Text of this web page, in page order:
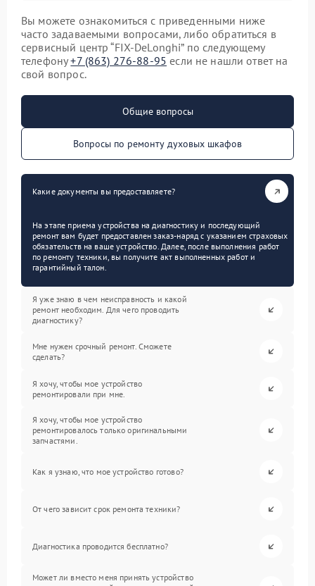
Вы можете ознакомиться с приведенными ниже
часто задаваемыми вопросами, либо обратиться в
сервисный центр “FIX-DeLonghi” по следующему
телефону+7 (863) 276-88-95 если не нашли ответ на
свой вопрос.
Общие вопросы
Вопросы по ремонту духовых шкафов
Какие документы вы предоставляете?
На этапе приема устройства на диагностику и последующий
ремонт вам будет предоставлен заказ-наряд с указанием страховых
обязательств на ваше устройство. Далее, после выполнения работ
по ремонту техники, вы получите акт выполненных работ и
гарантийный талон.
Я уже знаю в чем неисправность и какой
ремонт необходим. Для чего проводить
диагностику?
Мне нужен срочный ремонт. Сможете
сделать?
Я хочу, чтобы мое устройство
ремонтировали при мне.
Я хочу, чтобы мое устройство
ремонтировалось только оригинальными
запчастями.
Как я узнаю, что мое устройство готово?
От чего зависит срок ремонта техники?
Диагностика проводится бесплатно?
Может ли вместо меня принять устройство